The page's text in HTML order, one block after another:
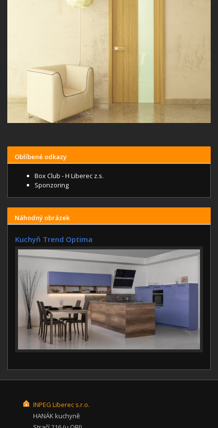
Oblíbené odkazy
Box Club - H Liberec z.s.
Sponzoring
Náhodný obrázek
Kuchyň Trend Optima
INPEG Liberec s.r.o.
HANÁK kuchyně